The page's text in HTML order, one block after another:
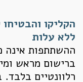
ללא עלות
ההשתתפות אינה
ברישום מראש
רלוונטיים בלבד.